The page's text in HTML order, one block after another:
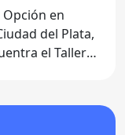
en
el Taller